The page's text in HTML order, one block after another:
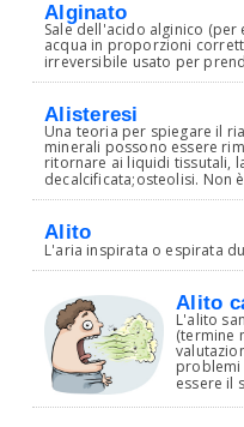
Alginato
Sale dell'acido alginico (per
acqua in proporzioni
irreversibile usato per
Alisteresi
Una teoria per spiegare il
minerali possono essere
ritornare ai liquidi tissutali,
decalcificata;osteolisi. Non
Alito
L'aria inspirata o espirata
Alito
L'alito
(termine
problemi
essere il